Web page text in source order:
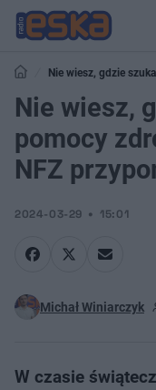
Nie wiesz, gdzie
Nie wiesz,
pomocy
NFZ
2024-03-29 15:01
Michał Winiarczyk
W czasie